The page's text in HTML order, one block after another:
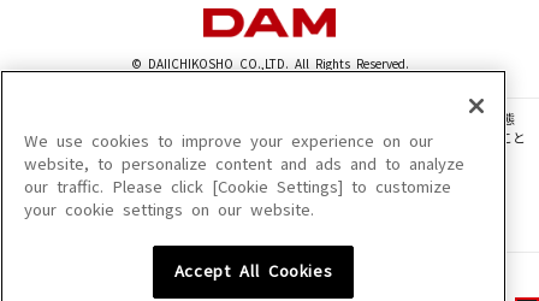
© DAIICHIKOSHO CO.,LTD. All Rights Reserved.
このサイトに掲載されている一切の文章・画像・写真・動画・音声等を、手段や形態
を問わず、著作権法の定める範囲を超えて無断で複製、転載、ファイル化などすること
を禁じます。
楽曲及びコンテンツは、機種によりご利用いただけない場合があります。
楽曲及びコンテンツの配信日、配信内容が変更になる場合があります。
We use cookies to improve your experience on our
website, to personalize content and ads and to analyze
our traffic. Please click [Cookie Settings] to customize
your cookie settings on our website.
Accept All Cookies